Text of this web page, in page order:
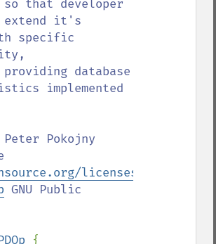
extend it's
specific
implemented
licenses/gpl-
GNU Public
{